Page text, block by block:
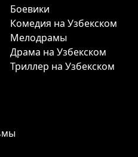
Боевики
Комедия на Узбекском
Мелодрамы
Драма на Узбекском
Триллер на Узбекском